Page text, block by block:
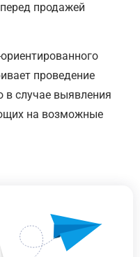
продажей
проведение
в случае выявления
на возможные